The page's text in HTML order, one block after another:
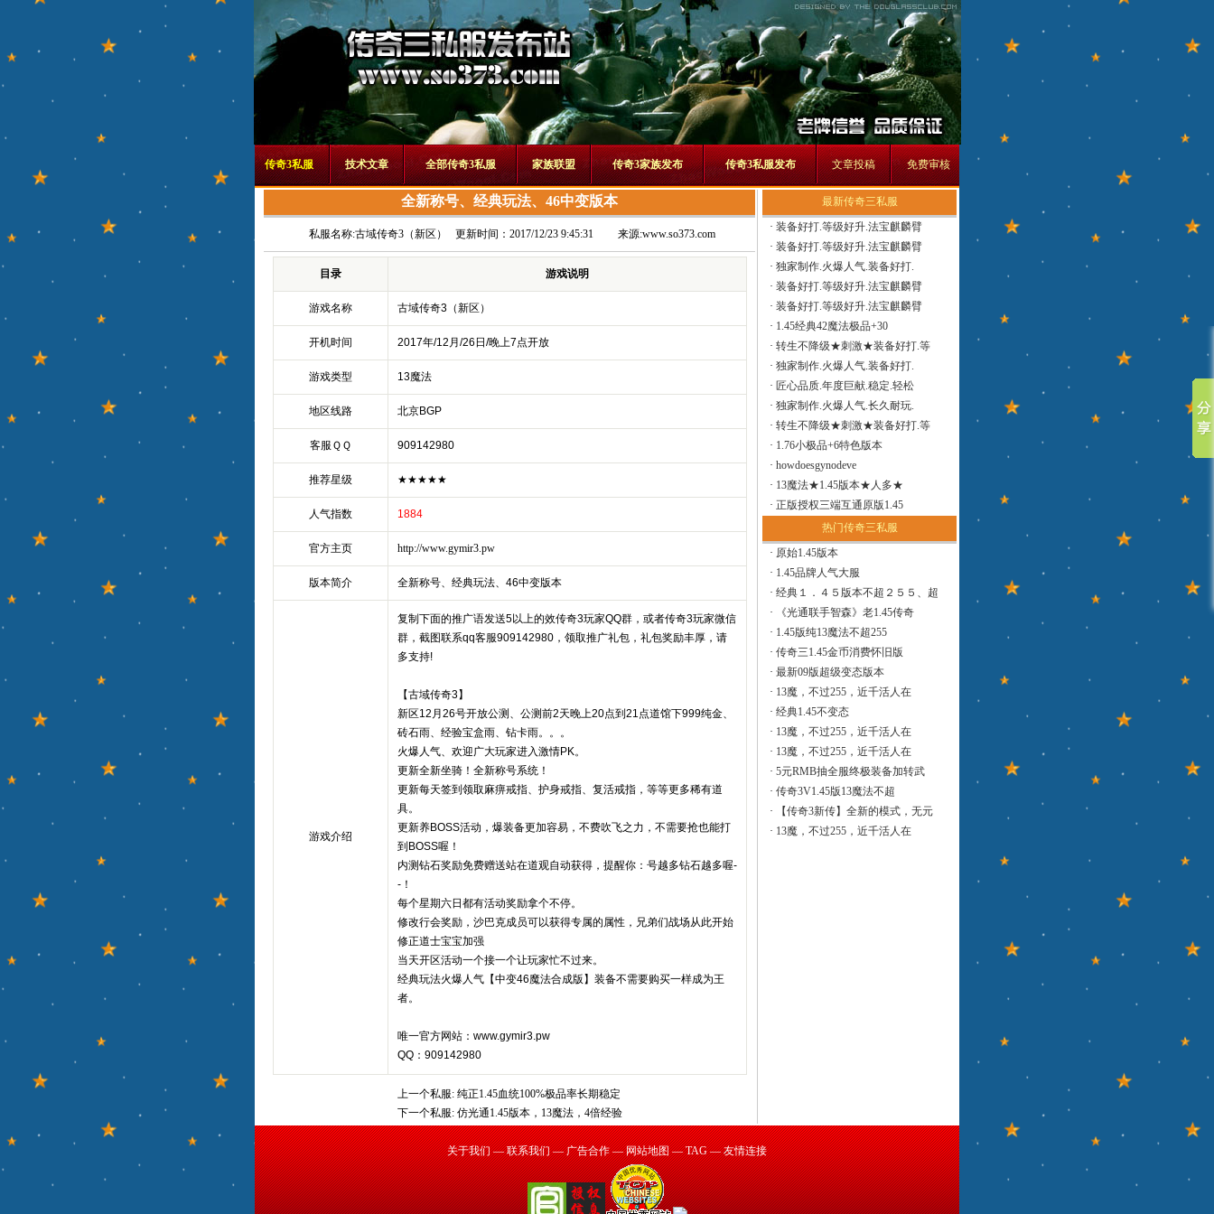
传奇3私服 技术文章 全部传奇3私服 家族联盟 传奇3家族发布 传奇3私服发布 文章投稿 免费审核
全新称号、经典玩法、46中变版本
私服名称:古域传奇3（新区） 更新时间：2017/12/23 9:45:31 来源:www.so373.com
目录 游戏说明
游戏名称 古域传奇3（新区）
开机时间 2017年/12月/26日/晚上7点开放
游戏类型 13魔法
地区线路 北京BGP
客服ＱＱ 909142980
推荐星级 ★★★★★
人气指数 1884
官方主页 http://www.gymir3.pw
版本简介 全新称号、经典玩法、46中变版本
游戏介绍
复制下面的推广语发送5以上的效传奇3玩家QQ群，或者传奇3玩家微信
群，截图联系qq客服909142980，领取推广礼包，礼包奖励丰厚，请
多支持!
【古域传奇3】
新区12月26号开放公测、公测前2天晚上20点到21点道馆下999纯金、
砖石雨、经验宝盒雨、钻卡雨。。。
火爆人气、欢迎广大玩家进入激情PK。
更新全新坐骑！全新称号系统！
更新每天签到领取麻痹戒指、护身戒指、复活戒指，等等更多稀有道
具。
更新养BOSS活动，爆装备更加容易，不费吹飞之力，不需要抢也能打
到BOSS喔！
内测钻石奖励免费赠送站在道观自动获得，提醒你：号越多钻石越多喔-
-！
每个星期六日都有活动奖励拿个不停。
修改行会奖励，沙巴克成员可以获得专属的属性，兄弟们战场从此开始
修正道士宝宝加强
当天开区活动一个接一个让玩家忙不过来。
经典玩法火爆人气【中变46魔法合成版】装备不需要购买一样成为王
者。
唯一官方网站：www.gymir3.pw
QQ：909142980
上一个私服: 纯正1.45血统100%极品率长期稳定
下一个私服: 仿光通1.45版本，13魔法，4倍经验
最新传奇三私服
· 装备好打.等级好升.法宝麒麟臂
· 装备好打.等级好升.法宝麒麟臂
· 独家制作.火爆人气.装备好打.
· 装备好打.等级好升.法宝麒麟臂
· 装备好打.等级好升.法宝麒麟臂
· 1.45经典42魔法极品+30
· 转生不降级★刺激★装备好打.等
· 独家制作.火爆人气.装备好打.
· 匠心品质.年度巨献.稳定.轻松
· 独家制作.火爆人气.长久耐玩.
· 转生不降级★刺激★装备好打.等
· 1.76小极品+6特色版本
· howdoesgynodeve
· 13魔法★1.45版本★人多★
· 正版授权三端互通原版1.45
热门传奇三私服
· 原始1.45版本
· 1.45品牌人气大服
· 经典１．４５版本不超２５５、超
·
《光通联手智森》老1.45传奇
· 1.45版纯13魔法不超255
· 传奇三1.45金币消费怀旧版
· 最新09版超级变态版本
· 13魔，不过255，近千活人在
· 经典1.45不变态
· 13魔，不过255，近千活人在
· 13魔，不过255，近千活人在
· 5元RMB抽全服终极装备加转武
· 传奇3V1.45版13魔法不超
·
【传奇3新传】全新的模式，无元
· 13魔，不过255，近千活人在
关于我们 — 联系我们 — 广告合作 — 网站地图 —TAG —友情连接